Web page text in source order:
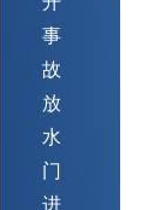
事
故
放
水
门
进